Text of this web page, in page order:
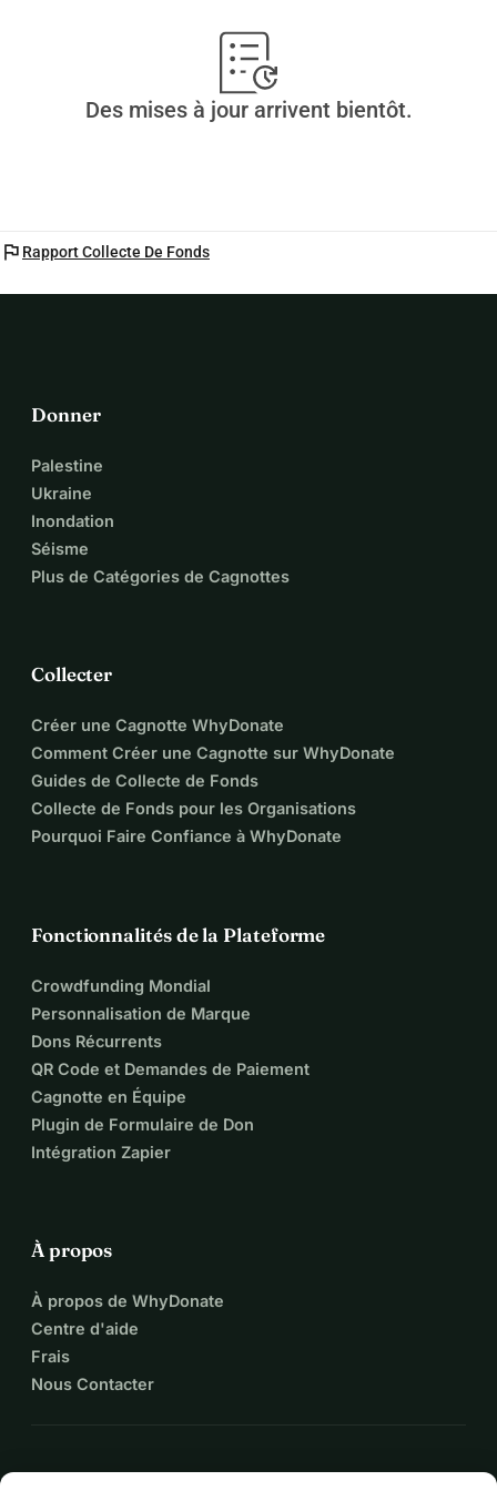
Des mises à jour arrivent bientôt.
flag Rapport Collecte De Fonds
Donner
Palestine
Ukraine
Inondation
Séisme
Plus de Catégories de Cagnottes
Collecter
Créer une Cagnotte WhyDonate
Comment Créer une Cagnotte sur WhyDonate
Guides de Collecte de Fonds
Collecte de Fonds pour les Organisations
Pourquoi Faire Confiance à WhyDonate
Fonctionnalités de la Plateforme
Crowdfunding Mondial
Personnalisation de Marque
Dons Récurrents
QR Code et Demandes de Paiement
Cagnotte en Équipe
Plugin de Formulaire de Don
Intégration Zapier
À propos
À propos de WhyDonate
Centre d'aide
Frais
Nous Contacter